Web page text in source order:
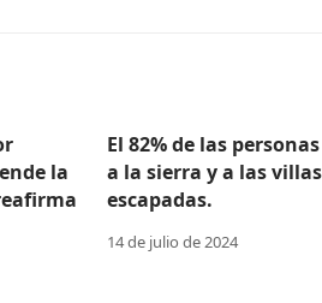
la
El 82% de las
a la sierra y a las
escapadas.
14 de julio de 2024